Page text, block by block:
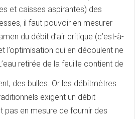
et caisses aspirantes) des
il faut pouvoir en mesurer
du débit d’air critique (c’est-à-
l’optimisation qui en découlent ne
retirée de la feuille contient de
des bulles. Or les débitmètres
exigent un débit
pas en mesure de fournir des